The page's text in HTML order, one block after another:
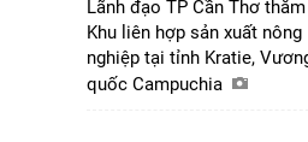
Lãnh đạo TP Cần Thơ thăm
Khu liên hợp sản xuất nông
nghiệp tại tỉnh Kratie,
quốc Campuchia